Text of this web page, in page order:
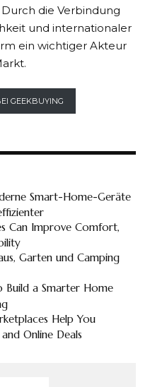
die Verbindung
und internationaler
ein wichtiger Akteur
GEEKBUYING
Smart-Home-Geräte
Can Improve Comfort,
Garten und Camping
Build a Smarter Home
Help You
Online Deals